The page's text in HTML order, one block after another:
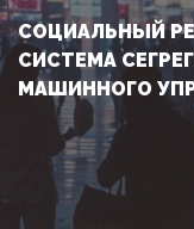
СОЦИАЛЬНЫЙ
СИСТЕМА
МАШИННОГО